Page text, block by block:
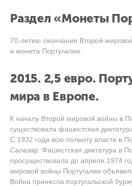
Раздел «Монеты
70-летию окончания Второй
и монета Португалии.
2015. 2,5 евро.
мира в Европе.
К началу Второй мировой войны в
существовала фашистская
С 1932 года всю полноту власти в
Салазар. Фашистская диктатура в
просуществовала до апреля 1974
мировой войны Португалия
Война принесла португальской